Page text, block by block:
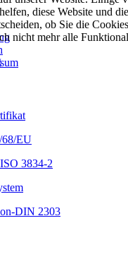
EU
3834-2
DIN 2303
diese Website und
ob Sie die
nicht mehr alle